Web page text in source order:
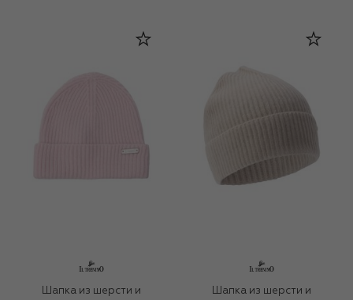
Шапка из шерсти и
Шапка из шерсти и